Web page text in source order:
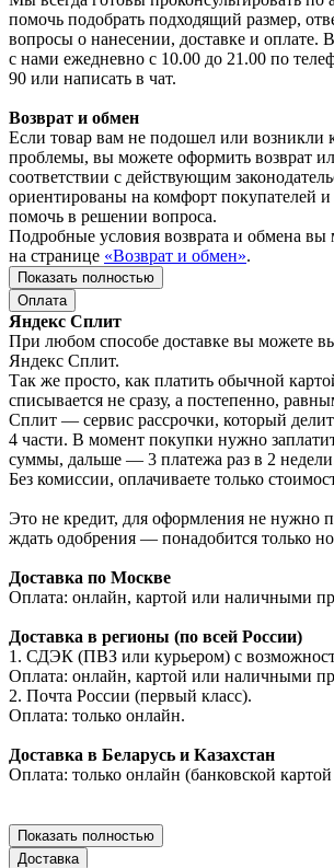
помочь подобрать подходящий размер,
вопросы о нанесении, доставке и оплате.
с нами ежедневно с 10.00 до 21.00 по
90 или написать в чат.
Возврат и обмен
Если товар вам не подошел или возникли
проблемы, вы можете оформить возврат
соответствии с действующим
ориентированы на комфорт покупателей и
помочь в решении вопроса.
Подробные условия возврата и обмена вы
на странице «Возврат и обмен».
Показать полностью
Оплата
Яндекс Сплит
При любом способе доставке вы можете
Яндекс Сплит.
Так же просто, как платить обычной
списывается не сразу, а постепенно,
Сплит — сервис рассрочки, который
4 части. В момент покупки нужно
суммы, дальше — 3 платежа раз в 2
Без комиссии, оплачиваете только
Это не кредит, для оформления не нужно
ждать одобрения — понадобится только
Доставка по Москве
Оплата: онлайн, картой или наличными
Доставка в регионы (по всей России)
1. СДЭК (ПВЗ или курьером) с
Оплата: онлайн, картой или наличными
2. Почта России (первый класс).
Оплата: только онлайн.
Доставка в Беларусь и Казахстан
Оплата: только онлайн (банковской
Показать полностью
Доставка